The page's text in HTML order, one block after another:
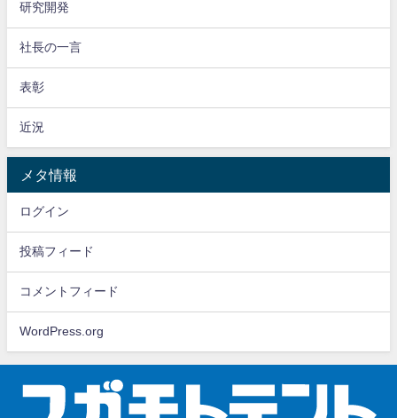
研究開発
社長の一言
表彰
近況
メタ情報
ログイン
投稿フィード
コメントフィード
WordPress.org